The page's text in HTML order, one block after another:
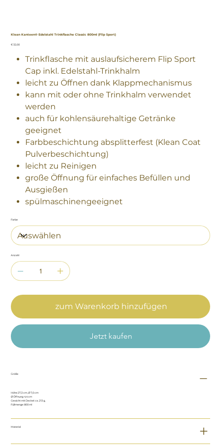
Klean Kanteen® Edelstahl Trinkflasche Classic 800ml (Flip Sport)
Preis
€ 32,00
Trinkflasche mit auslaufsicherem Flip Sport
Cap inkl. Edelstahl-Trinkhalm
leicht zu Öffnen dank Klappmechanismus
kann mit oder ohne Trinkhalm verwendet
werden
auch für kohlensäurehaltige Getränke
geeignet
Farbbeschichtung absplitterfest (Klean Coat
Pulverbeschichtung)
leicht zu Reinigen
große Öffnung für einfaches Befüllen und
Ausgießen
spülmaschinengeeignet
Farbe
Anzahl
zum Warenkorb hinzufügen
Jetzt kaufen
Größe
Höhe 27,3 cm, Ø 7,0 cm
Ø Öffnung: 4,4 cm
Gewicht mit Deckel: ca. 213 g,
Füllmenge: 800 ml
Material